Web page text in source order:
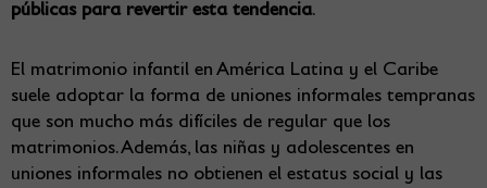
públicas para revertir esta tendencia.
El matrimonio infantil en América Latina y el Caribe
suele adoptar la forma de uniones informales tempranas
que son mucho más difíciles de regular que los
matrimonios. Además, las niñas y adolescentes en
uniones informales no obtienen el estatus social y las